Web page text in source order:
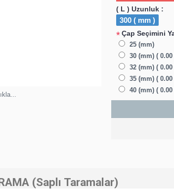
( L ) Uzunluk :
300 ( mm )
*Çap Seçimini
25 (mm)
30 (mm) ( 0.00
32 (mm) ( 0.00
35 (mm) ( 0.00
40 (mm) ( 0.00
(Saplı Taramalar)